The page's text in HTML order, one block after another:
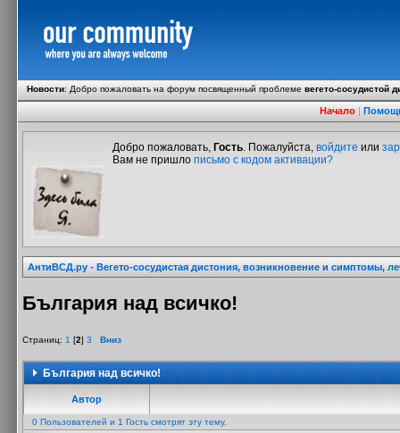
Новости:Добро пожаловать на форум посвященный проблемевегето-сосудистой
Начало|
Добро пожаловать, Гость. Пожалуйста, войдите или
Вам не пришло письмо с кодом активации?
АнтиВСД.ру - Вегето-сосудистая дистония, возникновение и симптомы,
България над всичко!
Страниц: 1 [2] 3 Вниз
България над всичко!
Автор
0 Пользователей и 1 Гость смотрят эту тему.